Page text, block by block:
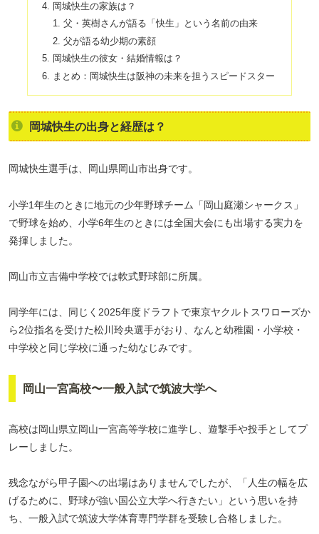
岡城快生の家族は？
父・英樹さんが語る「快生」という名前の由来
父が語る幼少期の素顔
岡城快生の彼女・結婚情報は？
まとめ：岡城快生は阪神の未来を担うスピードスター
岡城快生の出身と経歴は？
岡城快生選手は、岡山県岡山市出身です。
小学1年生のときに地元の少年野球チーム「岡山庭瀬シャークス」
で野球を始め、小学6年生のときには全国大会にも出場する実力を
発揮しました。
岡山市立吉備中学校では軟式野球部に所属。
同学年には、同じく2025年度ドラフトで東京ヤクルトスワローズか
ら2位指名を受けた松川玲央選手がおり、なんと幼稚園・小学校・
中学校と同じ学校に通った幼なじみです。
岡山一宮高校〜一般入試で筑波大学へ
高校は岡山県立岡山一宮高等学校に進学し、遊撃手や投手としてプ
レーしました。
残念ながら甲子園への出場はありませんでしたが、「人生の幅を広
げるために、野球が強い国公立大学へ行きたい」という思いを持
ち、一般入試で筑波大学体育専門学群を受験し合格しました。